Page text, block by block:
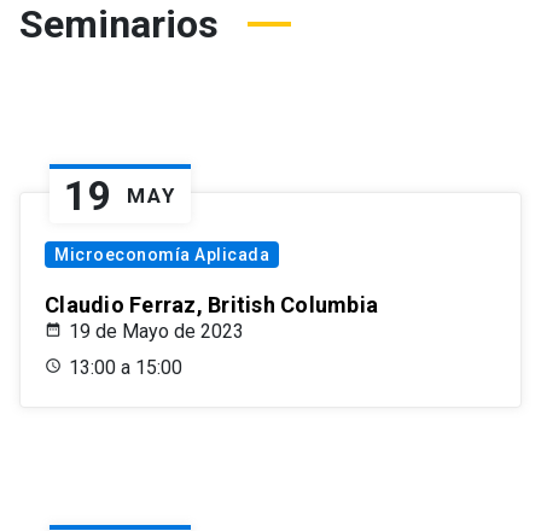
Seminarios
19 MAY
Microeconomía Aplicada
Claudio Ferraz, British Columbia
19 de Mayo de 2023
13:00 a 15:00